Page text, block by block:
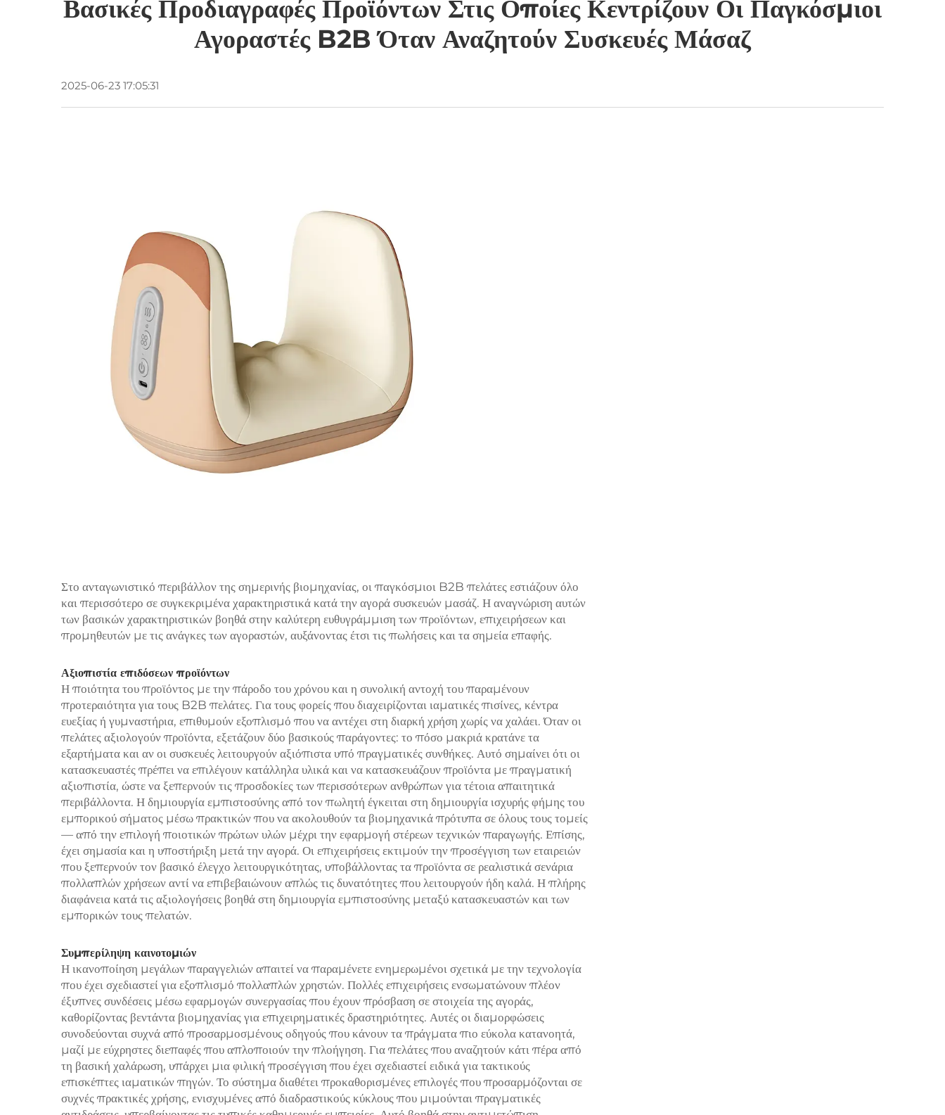
Βασικές Προδιαγραφές Προϊόντων Στις Οποίες Κεντρίζουν Οι Παγκόσμιοι
Αγοραστές B2B Όταν Αναζητούν Συσκευές Μάσαζ
2025-06-23 17:05:31
Στο ανταγωνιστικό περιβάλλον της σημερινής βιομηχανίας, οι παγκόσμιοι B2B πελάτες εστιάζουν όλο
και περισσότερο σε συγκεκριμένα χαρακτηριστικά κατά την αγορά συσκευών μασάζ. Η αναγνώριση αυτών
των βασικών χαρακτηριστικών βοηθά στην καλύτερη ευθυγράμμιση των προϊόντων, επιχειρήσεων και
προμηθευτών με τις ανάγκες των αγοραστών, αυξάνοντας έτσι τις πωλήσεις και τα σημεία επαφής.
Αξιοπιστία επιδόσεων προϊόντων
Η ποιότητα του προϊόντος με την πάροδο του χρόνου και η συνολική αντοχή του παραμένουν
προτεραιότητα για τους B2B πελάτες. Για τους φορείς που διαχειρίζονται ιαματικές πισίνες, κέντρα
ευεξίας ή γυμναστήρια, επιθυμούν εξοπλισμό που να αντέχει στη διαρκή χρήση χωρίς να χαλάει. Όταν οι
πελάτες αξιολογούν προϊόντα, εξετάζουν δύο βασικούς παράγοντες: το πόσο μακριά κρατάνε τα
εξαρτήματα και αν οι συσκευές λειτουργούν αξιόπιστα υπό πραγματικές συνθήκες. Αυτό σημαίνει ότι οι
κατασκευαστές πρέπει να επιλέγουν κατάλληλα υλικά και να κατασκευάζουν προϊόντα με πραγματική
αξιοπιστία, ώστε να ξεπερνούν τις προσδοκίες των περισσότερων ανθρώπων για τέτοια απαιτητικά
περιβάλλοντα. Η δημιουργία εμπιστοσύνης από τον πωλητή έγκειται στη δημιουργία ισχυρής φήμης του
εμπορικού σήματος μέσω πρακτικών που να ακολουθούν τα βιομηχανικά πρότυπα σε όλους τους τομείς
— από την επιλογή ποιοτικών πρώτων υλών μέχρι την εφαρμογή στέρεων τεχνικών παραγωγής. Επίσης,
έχει σημασία και η υποστήριξη μετά την αγορά. Οι επιχειρήσεις εκτιμούν την προσέγγιση των εταιρειών
που ξεπερνούν τον βασικό έλεγχο λειτουργικότητας, υποβάλλοντας τα προϊόντα σε ρεαλιστικά σενάρια
πολλαπλών χρήσεων αντί να επιβεβαιώνουν απλώς τις δυνατότητες που λειτουργούν ήδη καλά. Η πλήρης
διαφάνεια κατά τις αξιολογήσεις βοηθά στη δημιουργία εμπιστοσύνης μεταξύ κατασκευαστών και των
εμπορικών τους πελατών.
Συμπερίληψη καινοτομιών
Η ικανοποίηση μεγάλων παραγγελιών απαιτεί να παραμένετε ενημερωμένοι σχετικά με την τεχνολογία
που έχει σχεδιαστεί για εξοπλισμό πολλαπλών χρηστών. Πολλές επιχειρήσεις ενσωματώνουν πλέον
έξυπνες συνδέσεις μέσω εφαρμογών συνεργασίας που έχουν πρόσβαση σε στοιχεία της αγοράς,
καθορίζοντας βεντάντα βιομηχανίας για επιχειρηματικές δραστηριότητες. Αυτές οι διαμορφώσεις
συνοδεύονται συχνά από προσαρμοσμένους οδηγούς που κάνουν τα πράγματα πιο εύκολα κατανοητά,
μαζί με εύχρηστες διεπαφές που απλοποιούν την πλοήγηση. Για πελάτες που αναζητούν κάτι πέρα από
τη βασική χαλάρωση, υπάρχει μια φιλική προσέγγιση που έχει σχεδιαστεί ειδικά για τακτικούς
επισκέπτες ιαματικών πηγών. Το σύστημα διαθέτει προκαθορισμένες επιλογές που προσαρμόζονται σε
συχνές πρακτικές χρήσης, ενισχυμένες από διαδραστικούς κύκλους που μιμούνται πραγματικές